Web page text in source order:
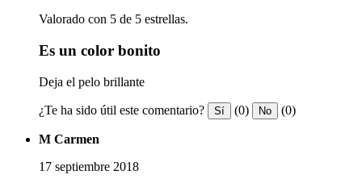
Valorado con 5 de 5 estrellas.
Es un color bonito
Deja el pelo brillante
¿Te ha sido útil este comentario? Sí (0) No (0)
M Carmen
17 septiembre 2018